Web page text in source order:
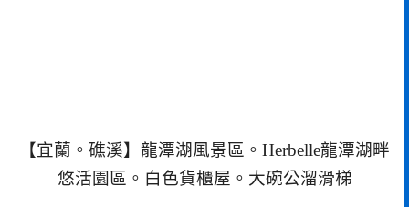
【宜蘭。礁溪】龍潭湖風景區。Herbelle龍潭湖畔
悠活園區。白色貨櫃屋。大碗公溜滑梯